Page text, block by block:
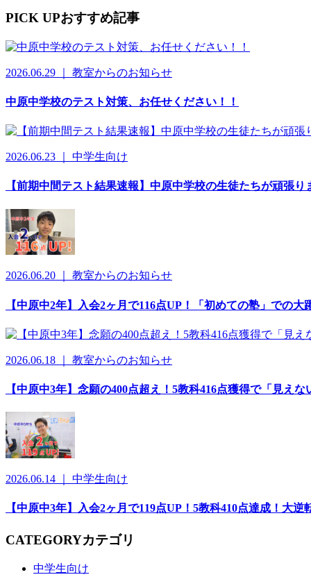
PICK UPおすすめ記事
2026.06.29 ｜ 教室からのお知らせ
中原中学校のテスト対策、お任せください！！
2026.06.23 ｜ 中学生向け
【前期中間テスト結果速報】中原中学校の生徒たちが頑張り
2026.06.20 ｜ 教室からのお知らせ
【中原中2年】入会2ヶ月で116点UP！「初めての塾」での
2026.06.18 ｜ 教室からのお知らせ
【中原中3年】念願の400点超え！5教科416点獲得で「見えな
2026.06.14 ｜ 中学生向け
【中原中3年】入会2ヶ月で119点UP！5教科410点達成！大
CATEGORYカテゴリ
中学生向け